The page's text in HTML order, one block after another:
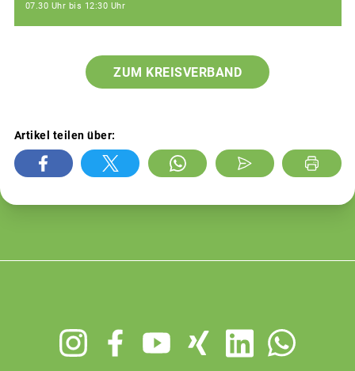
07.30 Uhr bis 12:30 Uhr
ZUM KREISVERBAND
Artikel teilen über: